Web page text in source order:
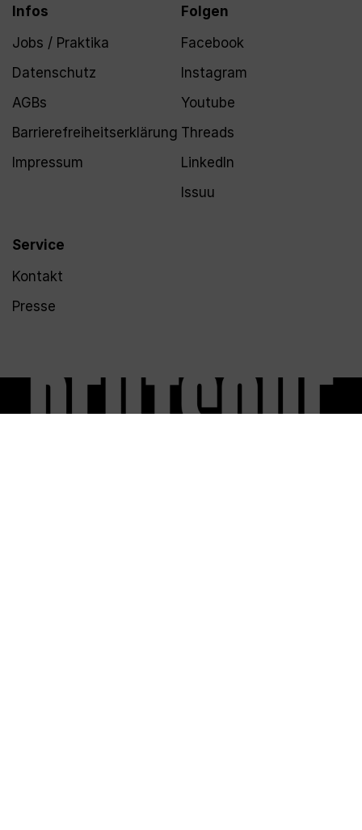
Infos
Jobs / Praktika
Datenschutz
AGBs
Barrierefreiheitserklärung
Impressum
Service
Kontakt
Presse
Folgen
Facebook
Instagram
Youtube
Threads
LinkedIn
Issuu